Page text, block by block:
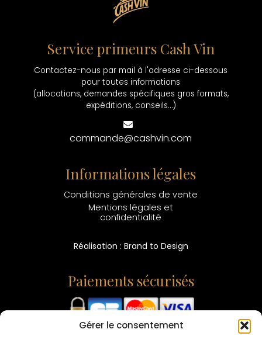
Gérer le consentement
Service primeurs Cash Vin
Contactez-nous par mail à l'adresse ci-dessous
pour toutes informations
(allocations, demandes spécifiques gros formats,
expéditions, conseils...)
commande@cashvin.com
Informations légales
Conditions générales de vente
Mentions légales et
confidentialité
Réalisation : Brand to Design
Paiements sécurisés